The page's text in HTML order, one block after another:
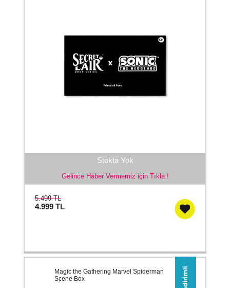
Stokta Yok
Gelince Haber Vermemiz için Tıkla !
5.499 TL
4.999 TL
Magic the Gathering Marvel Spiderman
Scene Box